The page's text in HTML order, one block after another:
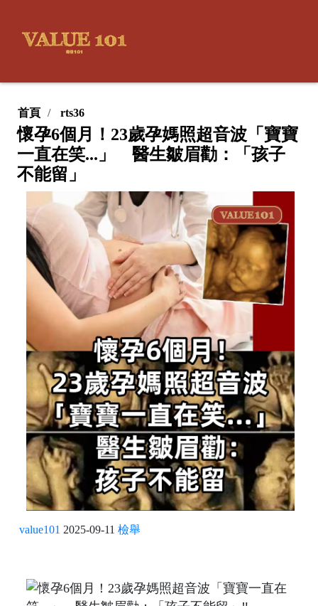
首頁 rts36
懷孕6個月！23歲孕媽照超音波「寶寶
一直在笑...」 醫生皺眉勸：「孩子
不能留」
value101 2025-09-11 檢舉